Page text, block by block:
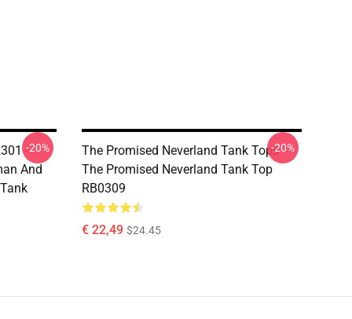
-
And
-20%
The Promised Neverland Tank Tops -
The Promised Neverland Tank Top
RB0309
€ 22,49 $24.45
-20%